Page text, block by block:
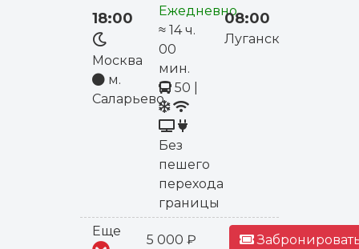
18:00
Москва
м.
Саларьево
Ежедневно
≈ 14 ч.
00
мин.
50
Без
пешего
перехода
границы
08:00
Луганск
Еще
5 000 ₽